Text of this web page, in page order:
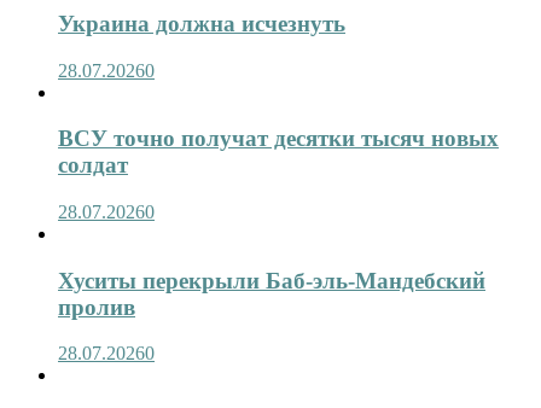
Украина должна исчезнуть
28.07.20260
ВСУ точно получат десятки тысяч новых
солдат
28.07.20260
Хуситы перекрыли Баб-эль-Мандебский
пролив
28.07.20260